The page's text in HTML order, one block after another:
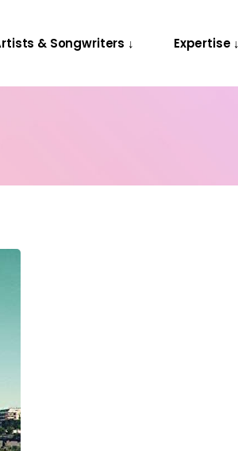
& Songwriters ↓ Expertise